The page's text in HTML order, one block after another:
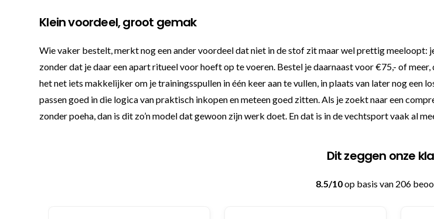
Klein voordeel, groot gemak
Wie vaker bestelt, merkt nog een ander voordeel dat niet in de stof zit maar wel prettig
zonder dat je daar een apart ritueel voor hoeft op te voeren. Bestel je daarnaast voor €75,- of
het net iets makkelijker om je trainingsspullen in één keer aan te vullen, in plaats van later nog
passen goed in die logica van praktisch inkopen en meteen goed zitten. Als je zoekt naar een
zonder poeha, dan is dit zo’n model dat gewoon zijn werk doet. En dat is in de vechtsport vaak al
Dit zeggen onze
8.5/10op basis van 206